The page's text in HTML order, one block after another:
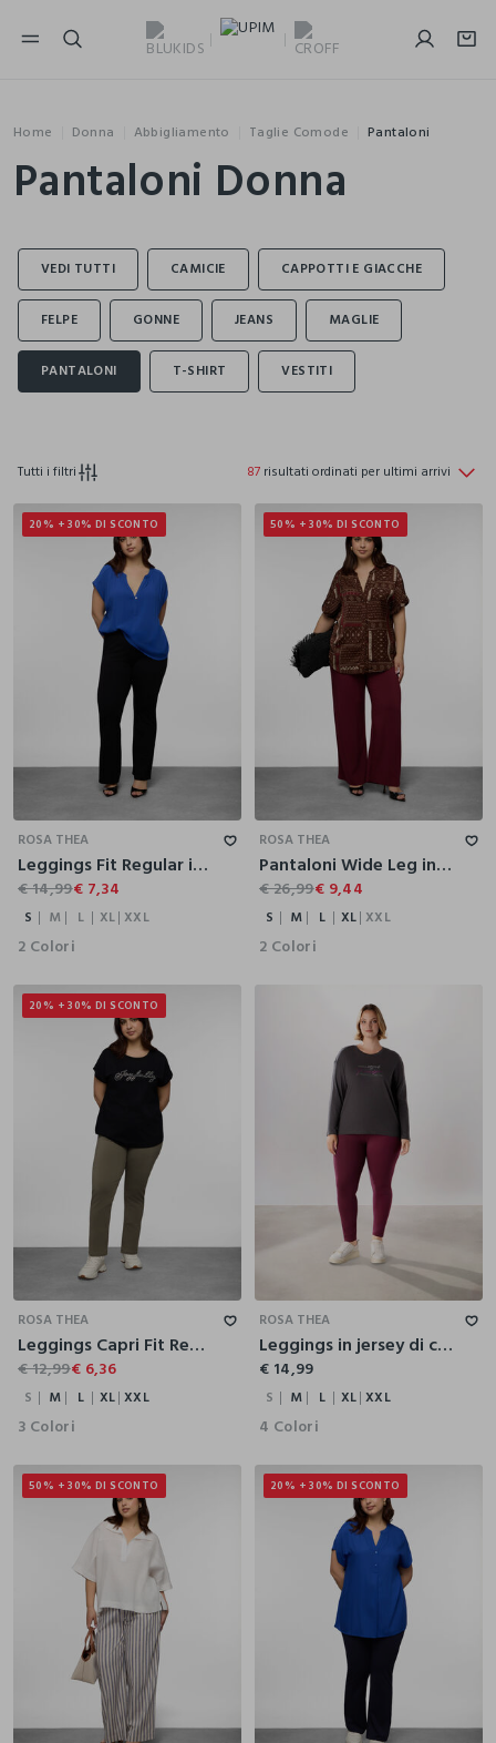
NAVIGATION.ARIA.GOTOMAINCONTENT
Home Donna Abbigliamento Taglie Comode Pantaloni
Pantaloni Donna
Tutti i filtri 87 risultati ordinati per ultimi arrivi
20% + 30% DI SCONTO
XL
XXL
ROSA THEA
Leggings Fit Regular in jersey di cotone stretch donna
€ 14,99€ 7,34
S M L XL XXL
2 Colori
50% + 30% DI SCONTO
XL XXL
ROSA THEA
Pantaloni Wide Leg in pura viscosa donna curvy
€ 26,99€ 9,44
S M L XL XXL
2 Colori
20% + 30% DI SCONTO
L XL
ROSA THEA
Leggings Capri Fit Regular in jersey di cotone stretch donna curvy
€ 12,99€ 6,36
S M L XL XXL
3 Colori
ROSA THEA
Leggings in jersey di cotone stretch donna curvy
€ 14,99
S M L XL XXL
4 Colori
50% + 30% DI SCONTO 20% + 30% DI SCONTO